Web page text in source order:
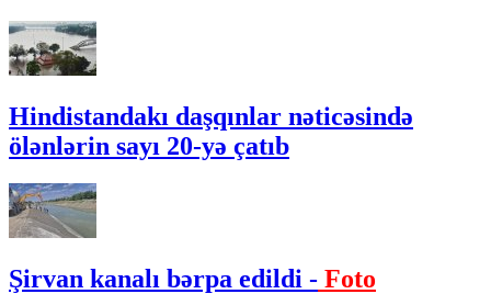
Hindistandakı daşqınlar nəticəsində
ölənlərin sayı 20-yə çatıb
Şirvan kanalı bərpa edildi - Foto